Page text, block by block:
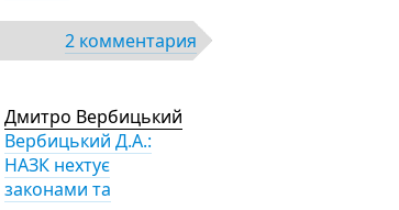
2 комментария
Дмитро Вербицький
Вербицький Д.А.:
НАЗК нехтує
законами та